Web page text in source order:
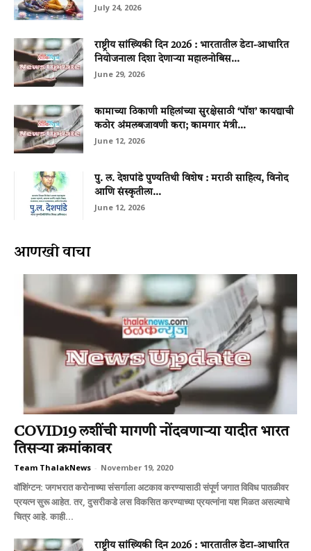
July 24, 2026
राष्ट्रीय सांख्यिकी दिन 2026 : भारतातील डेटा-आधारित
नियोजनाला दिशा देणाऱ्या महालनोबिस...
June 29, 2026
कामाच्या ठिकाणी महिलांच्या सुरक्षेसाठी ‘पॉश’ कायद्याची
कठोर अंमलबजावणी करा; कामगार मंत्री...
June 12, 2026
पु. ल. देशपांडे पुण्यतिथी विशेष : मराठी साहित्य, विनोद
आणि संस्कृतीला...
June 12, 2026
आणखी वाचा
COVID19 लशींची मागणी नोंदवणाऱ्या यादीत भारत
तिसऱ्या क्रमांकावर
Team ThalakNews - November 19, 2020
वॉशिंग्टन: जगभरात करोनाच्या संसर्गाला अटकाव करण्यासाठी संपूर्ण जगात विविध पातळीवर
प्रयत्न सुरू आहेत. तर, दुसरीकडे लस विकसित करण्याच्या प्रयत्नांना यश मिळत असल्याचे
चित्र आहे. काही...
राष्ट्रीय सांख्यिकी दिन 2026 : भारतातील डेटा-आधारित